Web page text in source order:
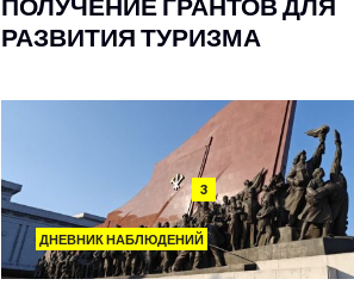
РАЗВИТИЯ ТУРИЗМА
3
ДНЕВНИК НАБЛЮДЕНИЙ